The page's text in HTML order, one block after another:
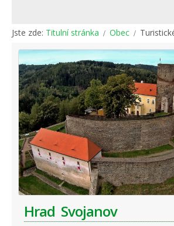
Jste zde: Titulní stránka Obec
Hrad Svojanov